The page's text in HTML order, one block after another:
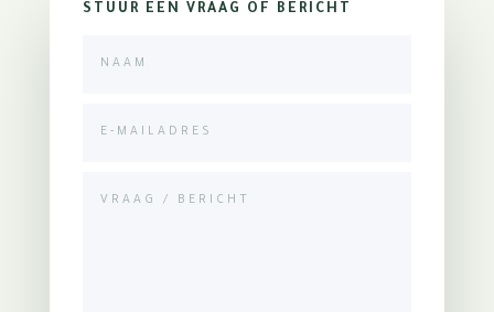
STUUR EEN VRAAG OF BERICHT